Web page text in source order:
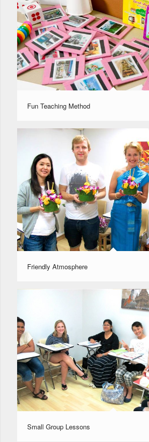
Fun Teaching Method
Friendly Atmosphere
Small Group Lessons